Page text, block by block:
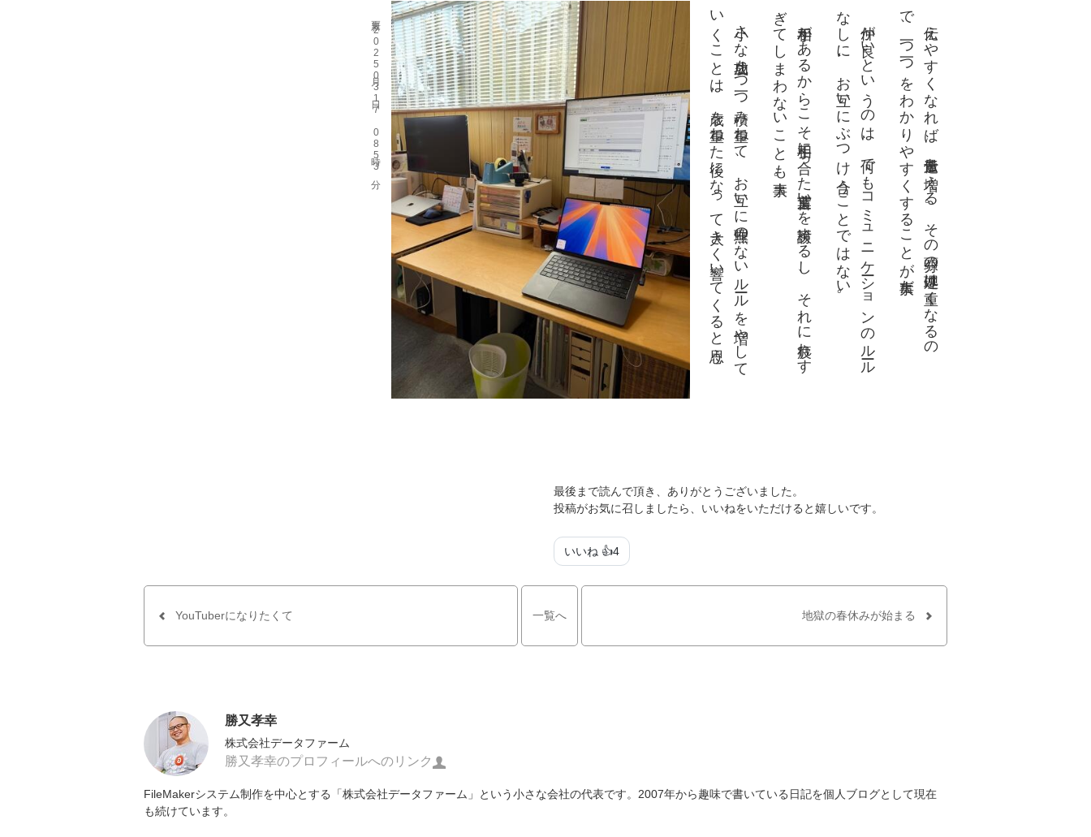
伝え
や
す
く
な
れ
ば
、伝達量
も増
え
る
。
そ
の分頭
の処理
は重
く
な
る
の
で、一
つ一
つ
を
わ
か
り
や
す
く
す
る
こ
と
が大事
だ
。
仲が良
い
と
い
う
の
は
、何
で
も
コ
ミ
ュ
ニ
ケー
シ
ョ
ン
の
ルー
ル
なし
に
、
お互
い
に
ぶ
つ
け合
う
こ
と
で
は
な
い
。
相手が
あ
る
か
ら
こ
そ相手
に合
っ
た言葉遣
い
を検討
す
る
し
、
そ
れ
に疲
れ
す
ぎて
し
ま
わ
な
い
こ
と
も大事
。
小さ
な成功
を一
つ一
つ積
み重
ね
て
、
お互
い
に無理
の
な
い
ルー
ル
を増
や
し
て
いく
こ
と
は
、歳
を重
ね
た後
に
な
っ
て大
き
く響
い
て
く
る
と思
う
。￼
更新 2025月03日17 08時53分
最後まで読んで頂き、ありがとうございました。
投稿がお気に召しましたら、いいねをいただけると嬉しいです。
いいね 👍4
YouTuberになりたくて 地獄の春休みが始まる
一覧へ
勝又孝幸
株式会社データファーム
勝又孝幸のプロフィールへのリンク
FileMakerシステム制作を中心とする「株式会社データファーム」という小さな会社の代表です。2007年から趣味で書いている日記を個人ブログとして現在
も続けています。